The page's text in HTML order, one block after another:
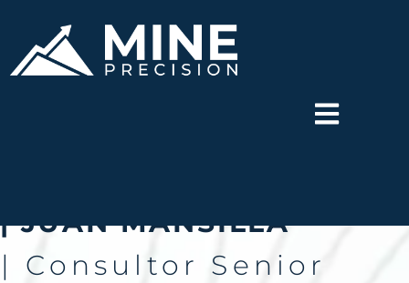
| JUAN MANSILLA
| Consultor Senior